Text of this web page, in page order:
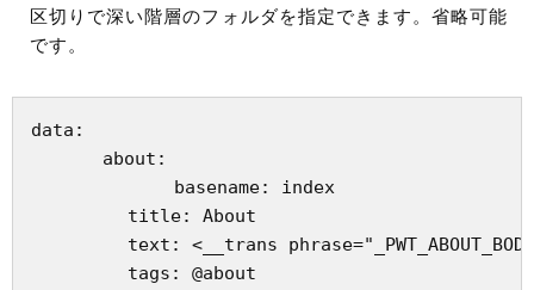
区切りで深い階層のフォルダを指定できます。省略可能
です。
data:
about:
basename: index
         title: About
text: <__trans
         tags: @about